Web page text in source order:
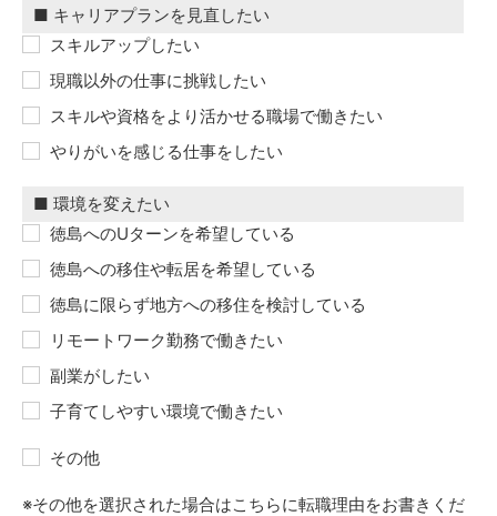
スキルアップしたい
現職以外の仕事に挑戦したい
スキルや資格をより活かせる職場で働きたい
やりがいを感じる仕事をしたい
徳島へのUターンを希望している
徳島への移住や転居を希望している
徳島に限らず地方への移住を検討している
リモートワーク勤務で働きたい
副業がしたい
子育てしやすい環境で働きたい
その他
※その他を選択された場合はこちらに転職理由をお書きくだ